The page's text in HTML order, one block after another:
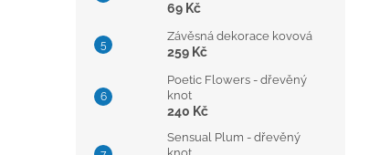
69 Kč
Závěsná dekorace kovová
259 Kč
Poetic Flowers - dřevěný
knot
240 Kč
Sensual Plum - dřevěný